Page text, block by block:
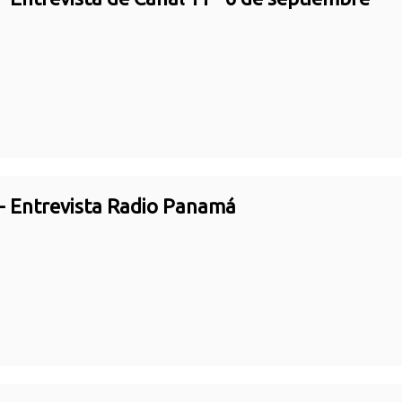
Entrevista Radio Panamá